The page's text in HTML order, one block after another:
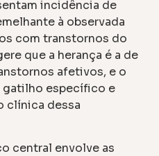
incidência de
à observada
com transtornos do
que a herança é a de
afetivos, e o
gatilho específico e
clínica dessa
central envolve as